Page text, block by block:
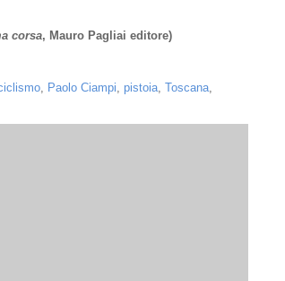
corsa, Mauro Pagliai editore)
, Paolo Ciampi, pistoia, Toscana,